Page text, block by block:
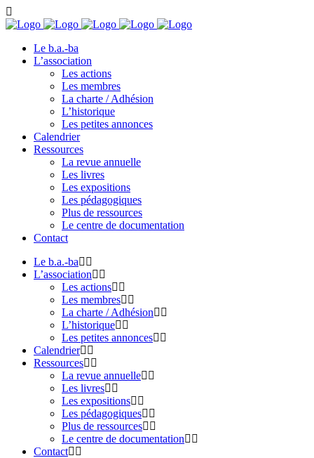
Le b.a.-ba
L’association
Les actions
Les membres
La charte / Adhésion
L’historique
Les petites annonces
Calendrier
Ressources
La revue annuelle
Les livres
Les expositions
Les pédagogiques
Plus de ressources
Le centre de documentation
Contact
Le b.a.-ba
L’association
Les actions
Les membres
La charte / Adhésion
L’historique
Les petites annonces
Calendrier
Ressources
La revue annuelle
Les livres
Les expositions
Les pédagogiques
Plus de ressources
Le centre de documentation
Contact